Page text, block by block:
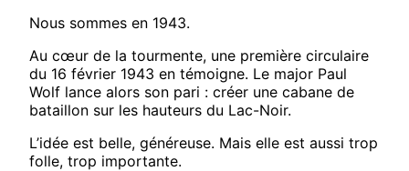
Nous sommes en 1943.
Au cœur de la tourmente, une première circulaire
du 16 février 1943 en témoigne. Le major Paul
Wolf lance alors son pari : créer une cabane de
bataillon sur les hauteurs du Lac-Noir.
L’idée est belle, généreuse. Mais elle est aussi trop
folle, trop importante.